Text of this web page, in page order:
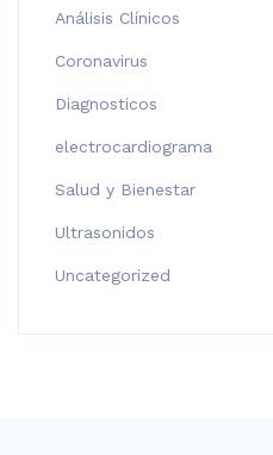
Análisis Clínicos
Coronavirus
Diagnosticos
electrocardiograma
Salud y Bienestar
Ultrasonidos
Uncategorized